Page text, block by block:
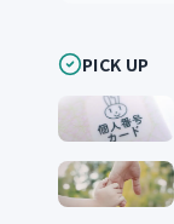
PICK UP